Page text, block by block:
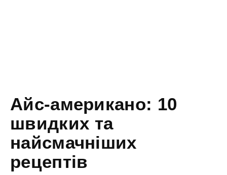
Айс-американо: 10
швидких та
найсмачніших
рецептів